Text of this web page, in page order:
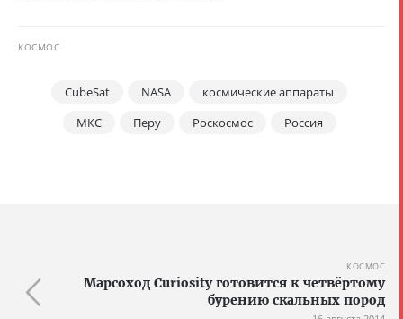
КОСМОС
CubeSat NASA
космические аппараты
МКС
Перу Роскосмос Россия
КОСМОС
Марсоход Curiosity готовится к четвёртому
бурению скальных пород